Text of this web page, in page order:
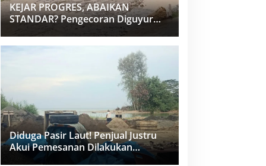
KEJAR PROGRES, ABAIKAN
STANDAR? Pengecoran Diguyur
Hujan di Proyek Rp87,34 Miliar
Sukma Nias, Konsultan, Pengawas
dan PPK Bungkam
Diduga Pasir Laut! Penjual Justru
Akui Pemesanan Dilakukan
Langsung Humas Proyek Sukma